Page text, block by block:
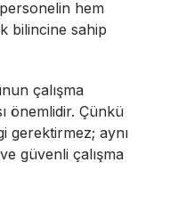
hem
bilincine sahip
çalışma
önemlidir. Çünkü
gerektirmez; aynı
güvenli çalışma